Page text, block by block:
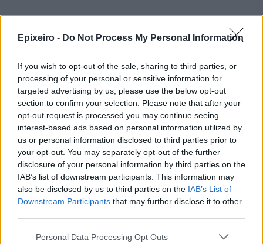
Epixeiro - Do Not Process My Personal Information
If you wish to opt-out of the sale, sharing to third parties, or
processing of your personal or sensitive information for
targeted advertising by us, please use the below opt-out
section to confirm your selection. Please note that after your
opt-out request is processed you may continue seeing
interest-based ads based on personal information utilized by
us or personal information disclosed to third parties prior to
your opt-out. You may separately opt-out of the further
disclosure of your personal information by third parties on the
IAB’s list of downstream participants. This information may
also be disclosed by us to third parties on the IAB’s List of
Downstream Participants that may further disclose it to other
Personal Data Processing Opt Outs
Μηδενική ανοχή στα εμπόδια
Καθώς οι Χαλαροί Κατακτητές επιζητούν την
οποιαδήποτε δυσκολία. Οι έμποροι οφείλουν να
αφουγκραστούν τις ανάγκες των καταναλωτών,
να αντιλαμβάνονται τι είναι αυτό που μπορεί να
τους «κάνει τη ζωή δύσκολη» και να σέβονται τα
παράπονά τους, παρέχοντας τη μέγιστη δυνατή
άνεση, ασφάλεια και ταχύτητα. Επομένως,
σημαντική παραμένει η επιλογή μιας αξιόπιστης
λύσης πληρωμής, με δεδομένο ότι ο λόγος για τον
οποίον ένας στους 4 Ευρωπαίους που δεν
επιλέγουν τις αγορές στο διαδίκτυο είναι ο φόβος
και μόνο για την ασφάλεια των συναλλαγών.